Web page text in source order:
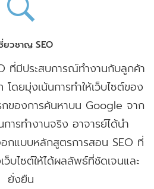
ยวชาญ SEO
ที่มีประสบการณ์ทำงานกับลูกค้า
ดยมุ่งเน้นการทำให้เว็บไซต์ของ
ของการค้นหาบน Google จาก
ารทำงานจริง อาจารย์ได้นำ
กแบบหลักสูตรการสอน SEO ที่
ว็บไซต์ให้ได้ผลลัพธ์ที่ชัดเจนและ
ยั่งยืน